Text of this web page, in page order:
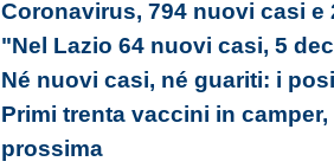
Coronavirus, 794 nuovi casi e
"Nel Lazio 64 nuovi casi, 5
Né nuovi casi, né guariti: i
Primi trenta vaccini in
prossima